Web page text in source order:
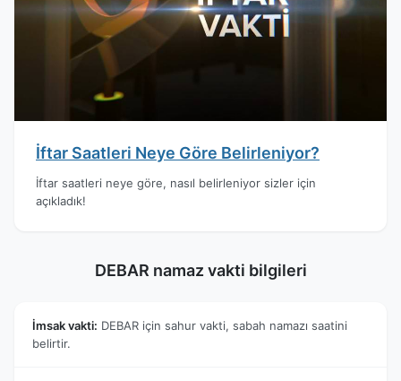
İftar Saatleri Neye Göre Belirleniyor?
İftar saatleri neye göre, nasıl belirleniyor sizler için
açıkladık!
DEBAR namaz vakti bilgileri
İmsak vakti: DEBAR için sahur vakti, sabah namazı saatini
belirtir.